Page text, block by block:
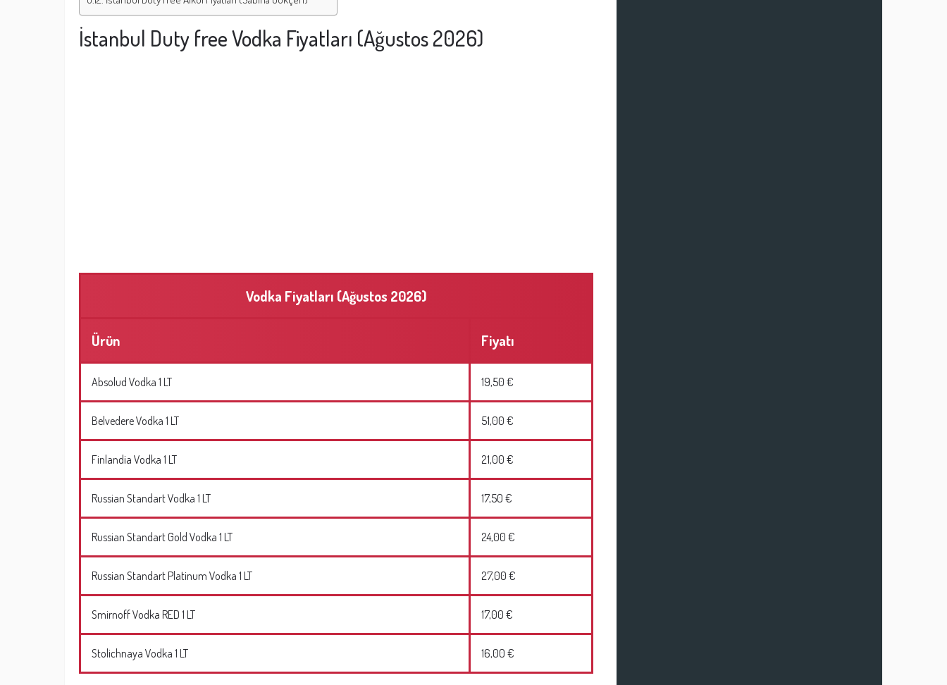
İstanbul Duty free Vodka Fiyatları (Ağustos 2026)
Vodka Fiyatları (Ağustos 2026)
Ürün Fiyatı
Absolud Vodka 1 LT 19,50 €
Belvedere Vodka 1 LT 51,00 €
Finlandia Vodka 1 LT 21,00 €
Russian Standart Vodka 1 LT 17,50 €
Russian Standart Gold Vodka 1 LT 24,00 €
Russian Standart Platinum Vodka 1 LT 27,00 €
Smirnoff Vodka RED 1 LT 17,00 €
Stolichnaya Vodka 1 LT 16,00 €